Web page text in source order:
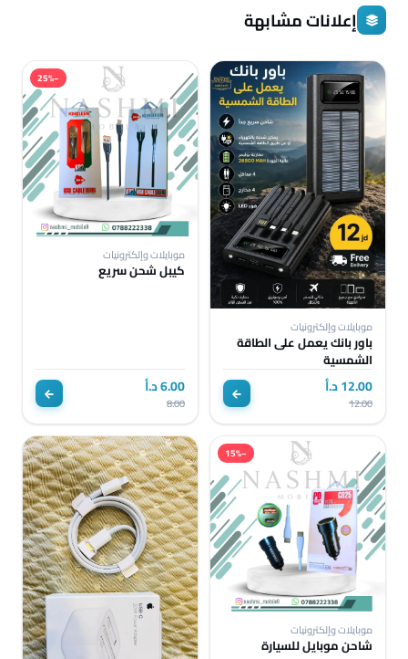
إعلانات مشابهة
موبايلات وإلكترونيات
باور بانك يعمل على الطاقة
الشمسية
12.00 د.أ
12.00
−25%
موبايلات وإلكترونيات
كيبل شحن سريع
6.00 د.أ
8.00
−15%
موبايلات وإلكترونيات
شاحن موبايل للسيارة